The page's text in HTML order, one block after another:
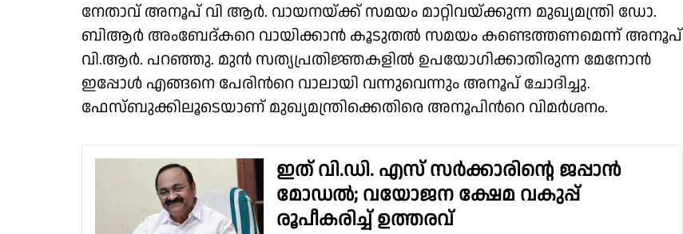
നേതാവ് അനൂപ് വി ആർ. വായനയ്ക്ക് സമയം മാറ്റിവയ്ക്കുന്ന മുഖ്യമന്ത്രി ഡോ.
ബിആർ അംബേദ്കറെ വായിക്കാൻ കൂടുതൽ സമയം കണ്ടെത്തണമെന്ന് അനൂപ്
വി.ആർ. പറഞ്ഞു. മുൻ സത്യപ്രതിജ്ഞകളിൽ ഉപയോഗിക്കാതിരുന്ന മേനോൻ
ഇപ്പോൾ എങ്ങനെ പേരിന്‍റെ വാലായി വന്നുവെന്നും അനൂപ് ചോദിച്ചു.
ഫേസ്ബുക്കിലൂടെയാണ് മുഖ്യമന്ത്രിക്കെതിരെ അനൂപിന്‍റെ വിമർശനം.
ഇത് വി.ഡി. എസ് സർക്കാരിൻ്റെ ജപ്പാൻ
മോഡൽ; വയോജന ക്ഷേമ വകുപ്പ്
രൂപീകരിച്ച് ഉത്തരവ്